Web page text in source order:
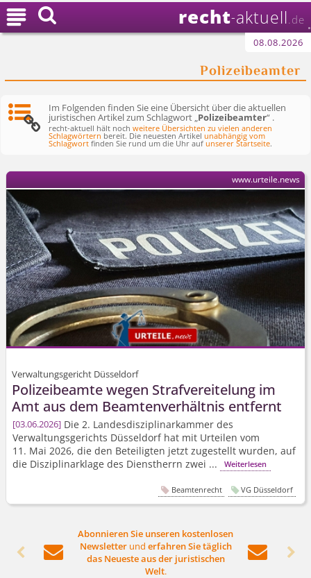
recht-aktuell .de
08.08.2026
Polizeibeamter

Im Folgenden finden Sie eine Übersicht über die aktuellen
juristischen Artikel zum Schlagwort „Polizeibeamter“ .
recht-aktuell hält nochweitere Übersichten zu vielen anderen
Schlagwörtern bereit. Die neuesten Artikelunabhängig vom
Schlagwort finden Sie rund um die Uhr aufunserer Startseite.
Verwaltungsgericht Düsseldorf
Polizeibeamte wegen Strafvereitelung im
Amt aus dem Beamtenverhältnis entfernt
03.06.2026 Die 2. Landesdis­ziplinarkammer des
Verwaltungsgerichts Düsseldorf hat mit Urteilen vom
11. Mai 2026, die den Beteiligten jetzt zugestellt wurden, auf
die Disziplinarklage des Dienstherrn zwei ...
Weiterlesen
www.urteile.news
Beamtenrecht VG Düsseldorf
 
Abonnieren Sie unseren kostenlosen
Newsletterund erfahren Sie täglich
das Neueste aus der juristischen
Welt.
 